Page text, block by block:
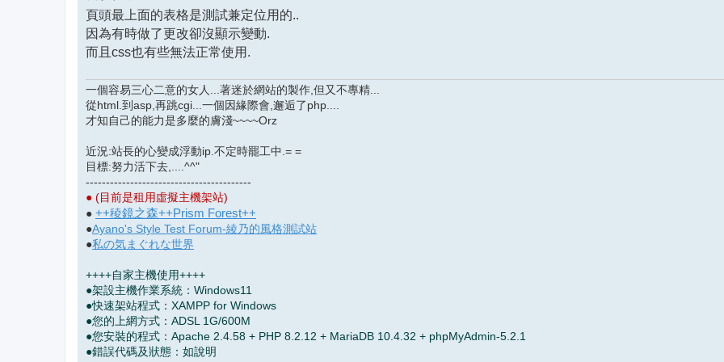
頁頭最上面的表格是測試兼定位用的..
因為有時做了更改卻沒顯示變動.
而且css也有些無法正常使用.
一個容易三心二意的女人...著迷於網站的製作,但又不專精...
從html.到asp,再跳cgi...一個因緣際會,邂逅了php....
才知自己的能力是多麼的膚淺~~~~Orz
近況:站長的心變成浮動ip.不定時罷工中.= =
目標:努力活下去,....^^"
-----------------------------------------
● (目前是租用虛擬主機架站)
● ++稜鏡之森++Prism Forest++
●Ayano's Style Test Forum-綾乃的風格測試站
●私の気まぐれな世界
++++自家主機使用++++
●架設主機作業系統：Windows11
●快速架站程式：XAMPP for Windows
●您的上網方式：ADSL 1G/600M
●您安裝的程式：Apache 2.4.58 + PHP 8.2.12 + MariaDB 10.4.32 + phpMyAdmin-5.2.1
●錯誤代碼及狀態：如說明